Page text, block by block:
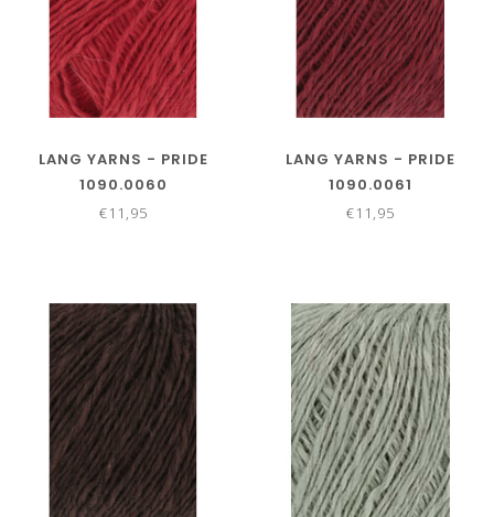
LANG YARNS - PRIDE
1090.0060
€11,95
LANG YARNS - PRIDE
1090.0061
€11,95